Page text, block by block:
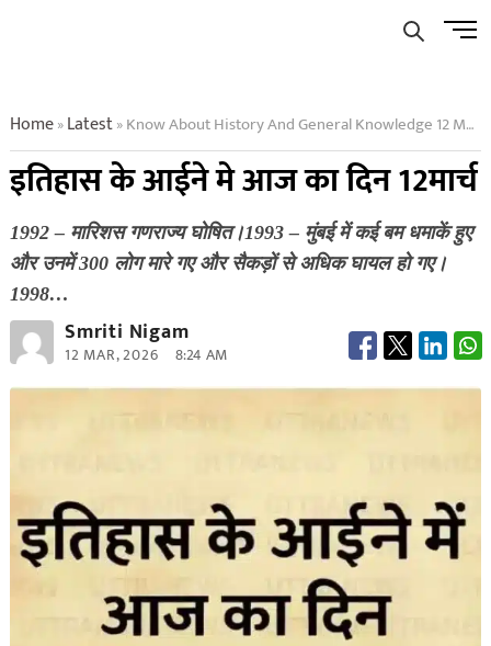
Menu
Home»Latest»Know About History And General Knowledge 12 March
इतिहास के आईने मे आज का दिन 12मार्च
1992 – मारिशस गणराज्य घोषित।1993 – मुंबई में कई बम धमाकें हुए
और उनमें 300 लोग मारे गए और सैकड़ों से अधिक घायल हो गए।
1998…
Smriti Nigam
12 MAR, 2026 8:24 AM